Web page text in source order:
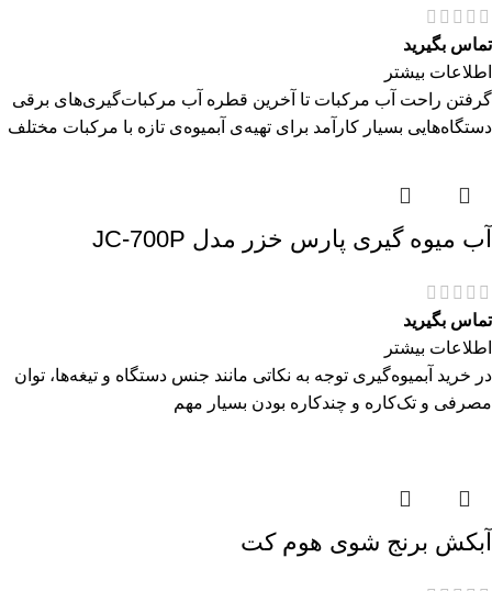
تماس بگیرید
اطلاعات بیشتر
گرفتن راحت آب مرکبات تا آخرین قطره آب مرکبات‌گیری‌های برقی
دستگاه‌هایی بسیار کارآمد برای تهیه‌ی آبمیوه‌ی تازه با مرکبات مختلف
آب میوه گیری پارس خزر مدل JC-700P
تماس بگیرید
اطلاعات بیشتر
در خرید آبمیوه‌گیری توجه به نکاتی مانند جنس دستگاه و تیغه‌ها، توان
مصرفی و تک‌کاره و چندکاره بودن بسیار مهم
آبکش برنج شوی هوم کت